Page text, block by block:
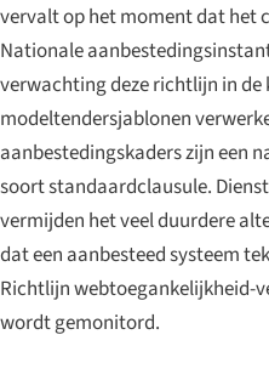
vervalt op het moment dat het
Nationale
verwachting deze richtlijn in de
modeltendersjablonen
aanbestedingskaders zijn een
soort standaardclausule.
vermijden het veel duurdere
dat een aanbesteed systeem
Richtlijn webtoegankelijkheid-
wordt gemonitord.